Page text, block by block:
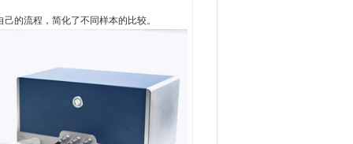
的流程，简化了不同样本的比较。